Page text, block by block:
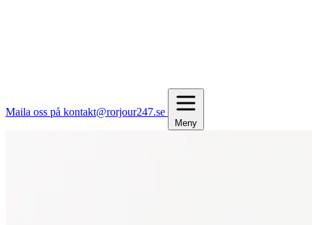
Maila oss på kontakt@rorjour247.se
Meny